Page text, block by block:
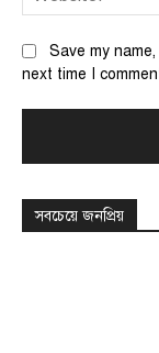
Save my
next time I
সবচেয়ে জনপ্রিয়